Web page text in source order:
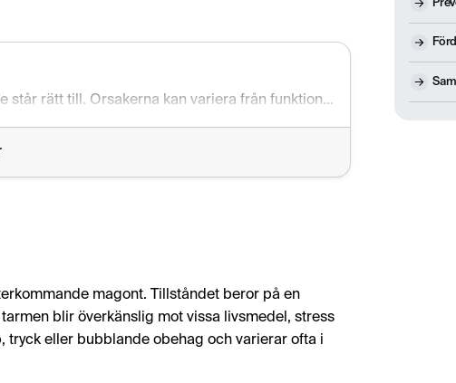
Dagliga magsmärtor är en signal från kroppen att något inte står rätt till. Orsakerna kan variera från funktionella tillstånd som IBS till allvarligare sjukdomar som IBD eller magsår. Genom att uppmärksamma symtomen, göra livsstilsförändringar och vid behov boka en MR buk kan du ta ett aktivt steg mot att förstå och behandla orsaken bakom dina besvär.
magont. Tillståndet beror på en
blir överkänslig mot vissa livsmedel, stress
tryck eller bubblande obehag och varierar ofta i